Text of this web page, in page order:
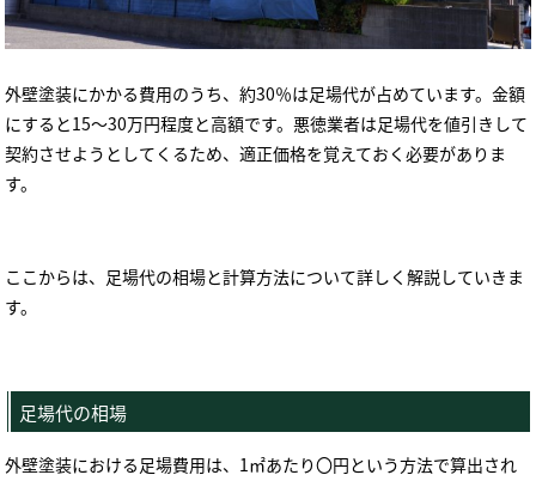
外壁塗装にかかる費用のうち、約30％は足場代が占めています。金額
にすると15〜30万円程度と高額です。悪徳業者は足場代を値引きして
契約させようとしてくるため、適正価格を覚えておく必要がありま
す。
ここからは、足場代の相場と計算方法について詳しく解説していきま
す。
足場代の相場
外壁塗装における足場費用は、 1㎡あたり〇円という方法で算出され